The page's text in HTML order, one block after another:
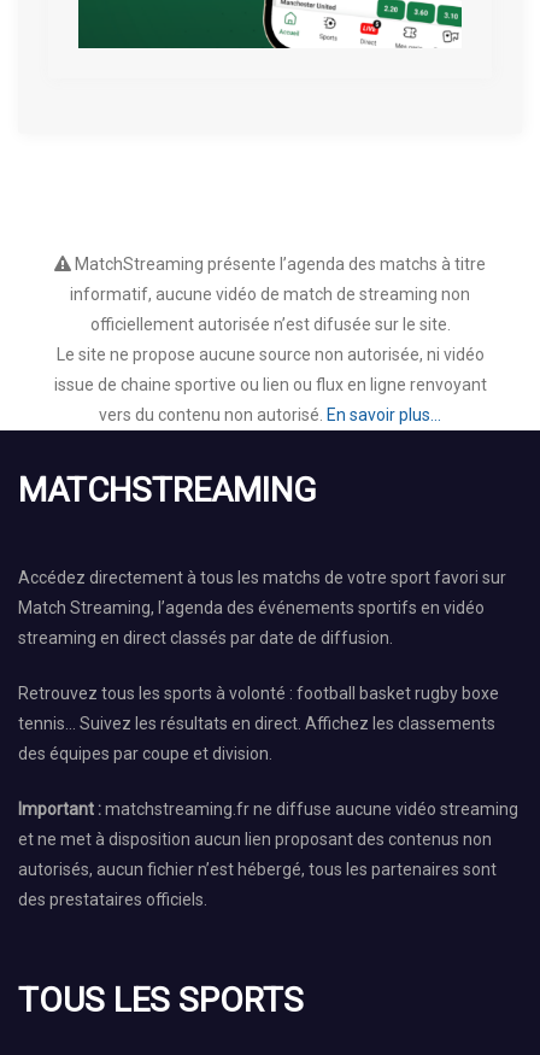
MatchStreaming présente l’agenda des matchs à titre
informatif, aucune vidéo de match de streaming non
officiellement autorisée n’est difusée sur le site.
Le site ne propose aucune source non autorisée, ni vidéo
issue de chaine sportive ou lien ou flux en ligne renvoyant
vers du contenu non autorisé. En savoir plus...
MATCHSTREAMING
Accédez directement à tous les matchs de votre sport favori sur
Match Streaming, l’agenda des événements sportifs en vidéo
streaming en direct classés par date de diffusion.
Retrouvez tous les sports à volonté : football basket rugby boxe
tennis… Suivez les résultats en direct. Affichez les classements
des équipes par coupe et division.
Important :matchstreaming.fr ne diffuse aucune vidéo streaming
et ne met à disposition aucun lien proposant des contenus non
autorisés, aucun fichier n’est hébergé, tous les partenaires sont
des prestataires officiels.
TOUS LES SPORTS